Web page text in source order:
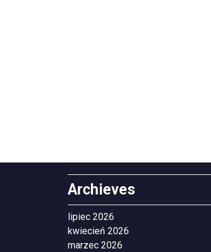
Archieves
lipiec 2026
kwiecień 2026
marzec 2026